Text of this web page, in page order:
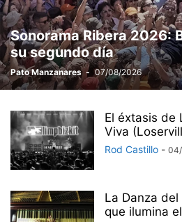
Sonorama Ribera 2026:
su segundo día
Pato Manzanares - 07/08/2026
El éxtasis de
Viva
Rod Castillo -
La Danza
que ilumina